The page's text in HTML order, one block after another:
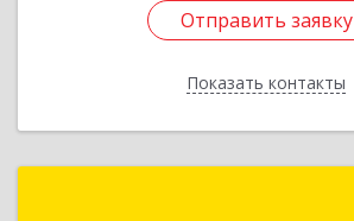
Отправить заявку
Показать контакты
Назад